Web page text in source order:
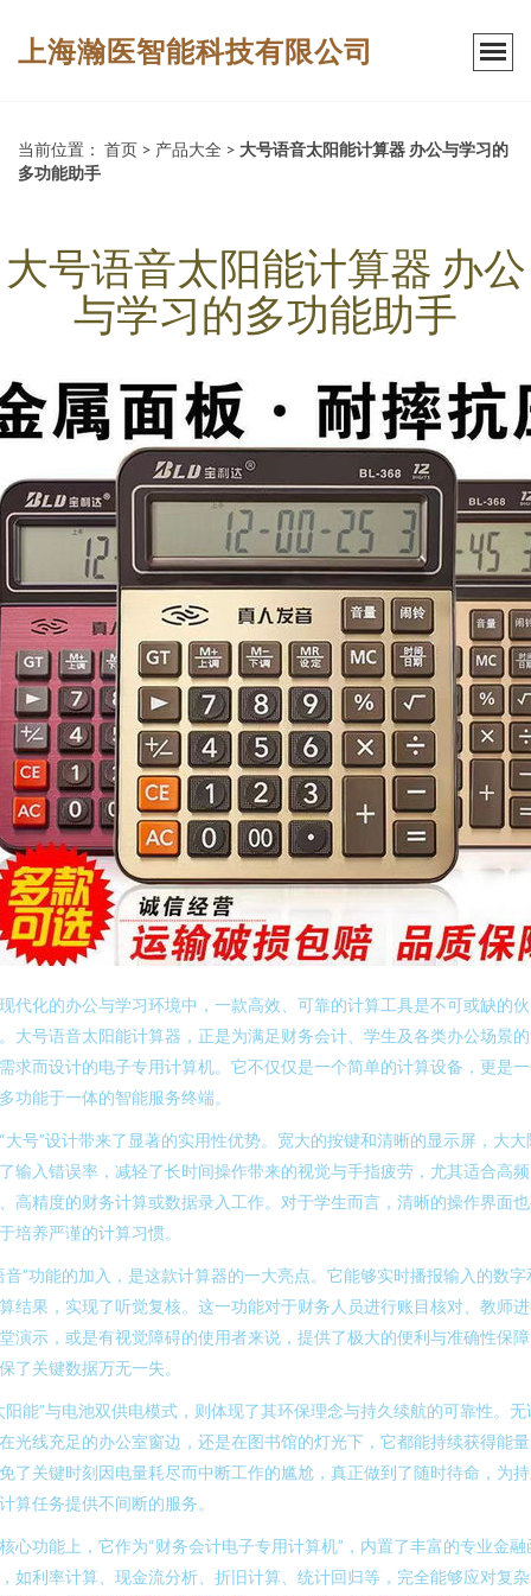
上海瀚医智能科技有限公司
当前位置： 首页 > 产品大全 > 大号语音太阳能计算器 办公与学习的
多功能助手
大号语音太阳能计算器 办公
与学习的多功能助手
代化的办公与学习环境中，一款高效、可靠的计算工具是不可或缺的伙
大号语音太阳能计算器，正是为满足财务会计、学生及各类办公场景
求而设计的电子专用计算机。它不仅仅是一个简单的计算设备，更是
功能于一体的智能服务终端。
大号”设计带来了显著的实用性优势。宽大的按键和清晰的显示屏，大大
输入错误率，减轻了长时间操作带来的视觉与手指疲劳，尤其适合高频
高精度的财务计算或数据录入工作。对于学生而言，清晰的操作界面
培养严谨的计算习惯。
音”功能的加入，是这款计算器的一大亮点。它能够实时播报输入的数字
结果，实现了听觉复核。这一功能对于财务人员进行账目核对、教师
演示，或是有视觉障碍的使用者来说，提供了极大的便利与准确性保
了关键数据万无一失。
阳能”与电池双供电模式，则体现了其环保理念与持久续航的可靠性。无
光线充足的办公室窗边，还是在图书馆的灯光下，它都能持续获得能
了关键时刻因电量耗尽而中断工作的尴尬，真正做到了随时待命，为
算任务提供不间断的服务。
心功能上，它作为“财务会计电子专用计算机”，内置了丰富的专业金融
如利率计算、现金流分析、折旧计算、统计回归等，完全能够应对复